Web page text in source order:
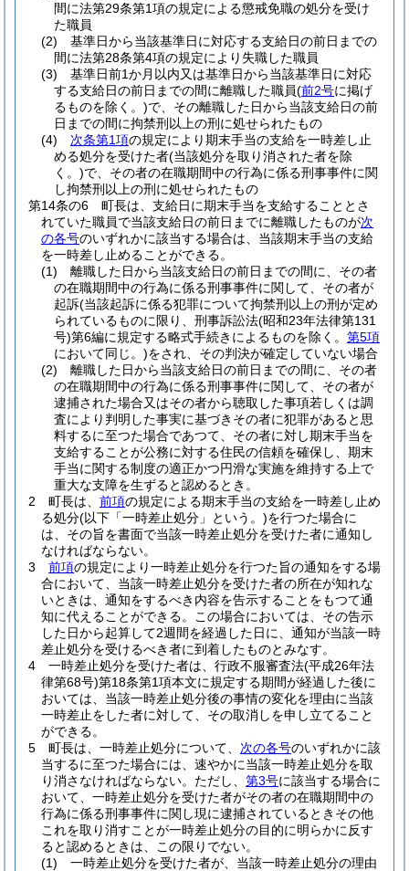
間に法第29条第1項の規定による懲戒免職の処分を受け
た職員
(2)
基準日から当該基準日に対応する支給日の前日までの
間に法第28条第4項の規定により失職した職員
(3)
基準日前1か月以内又は基準日から当該基準日に対応
する支給日の前日までの間に離職した職員(前2号に掲げ
るものを除く。)で、その離職した日から当該支給日の前
日までの間に拘禁刑以上の刑に処せられたもの
(4)
次条第1項の規定により期末手当の支給を一時差し止
める処分を受けた者(当該処分を取り消された者を除
く。)で、その者の在職期間中の行為に係る刑事事件に関
し拘禁刑以上の刑に処せられたもの
第14条の6
町長は、支給日に期末手当を支給することとさ
れていた職員で当該支給日の前日までに離職したものが次
の各号のいずれかに該当する場合は、当該期末手当の支給
を一時差し止めることができる。
(1)
離職した日から当該支給日の前日までの間に、その者
の在職期間中の行為に係る刑事事件に関して、その者が
起訴(当該起訴に係る犯罪について拘禁刑以上の刑が定め
られているものに限り、刑事訴訟法(昭和23年法律第131
号)第6編に規定する略式手続きによるものを除く。 第5項
において同じ。)をされ、その判決が確定していない場合
(2)
離職した日から当該支給日の前日までの間に、その者
の在職期間中の行為に係る刑事事件に関して、その者が
逮捕された場合又はその者から聴取した事項若しくは調
査により判明した事実に基づきその者に犯罪があると思
料するに至つた場合であつて、その者に対し期末手当を
支給することが公務に対する住民の信頼を確保し、期末
手当に関する制度の適正かつ円滑な実施を維持する上で
重大な支障を生ずると認めるとき。
2
町長は、 前項の規定による期末手当の支給を一時差し止め
る処分(以下「一時差止処分」という。)を行つた場合に
は、その旨を書面で当該一時差止処分を受けた者に通知し
なければならない。
3
前項の規定により一時差止処分を行つた旨の通知をする場
合において、当該一時差止処分を受けた者の所在が知れな
いときは、通知をするべき内容を告示することをもつて通
知に代えることができる。
この場合においては、その告示
した日から起算して2週間を経過した日に、通知が当該一時
差止処分を受けるべき者に到着したものとみなす。
4
一時差止処分を受けた者は、行政不服審査法(平成26年法
律第68号)第18条第1項本文に規定する期間が経過した後に
おいては、当該一時差止処分後の事情の変化を理由に当該
一時差止をした者に対して、その取消しを申し立てること
ができる。
5
町長は、一時差止処分について、 次の各号のいずれかに該
当するに至つた場合には、速やかに当該一時差止処分を取
り消さなければならない。 ただし、 第3号に該当する場合に
おいて、一時差止処分を受けた者がその者の在職期間中の
行為に係る刑事事件に関し現に逮捕されているときその他
これを取り消すことが一時差止処分の目的に明らかに反す
ると認めるときは、この限りでない。
(1)
一時差止処分を受けた者が、当該一時差止処分の理由